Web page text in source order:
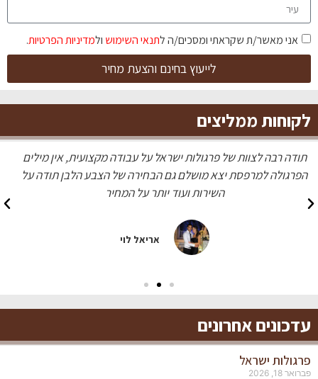
אני מאשר/ת שקראתי ומסכים/ה לתנאי השימוש ולמדיניות הפרטיות.
לייעוץ בחינם והצעת מחיר
לקוחות ממליצים
עשו לי פרגולה מדהימה בצבע עץ טיק, כל השכנים התלהבו שירות
מעולה ומחיר הוגן
עדכונים אחרונים
פרגולות ישראל
פברואר 18, 2026